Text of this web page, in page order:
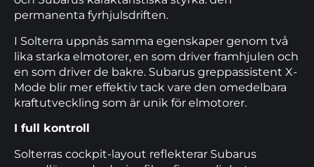
permanenta fyrhjulsdriften.
I Solterra uppnås samma egenskaper genom två
lika starka elmotorer, en som driver framhjulen och
en som driver de bakre. Subarus greppassistent X-
Mode blir mer effektiv tack vare den omedelbara
kraftutveckling som är unik för elmotorer.
I full kontroll
Solterras cockpit-layout reflekterar Subarus